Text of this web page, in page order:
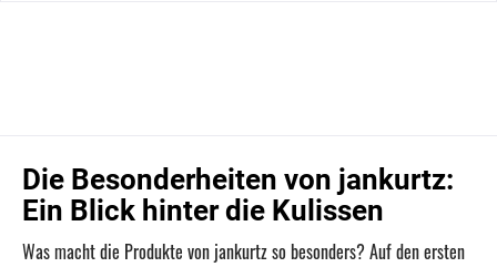
Die Besonderheiten von jankurtz:
Ein Blick hinter die Kulissen
Was macht die Produkte von jankurtz so besonders? Auf den ersten